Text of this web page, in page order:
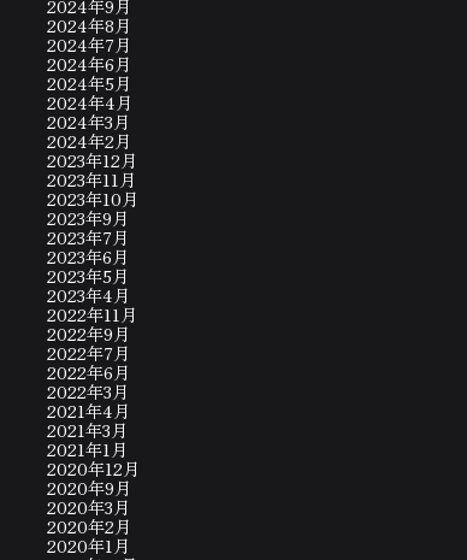
2024年9月
2024年8月
2024年7月
2024年6月
2024年5月
2024年4月
2024年3月
2024年2月
2023年12月
2023年11月
2023年10月
2023年9月
2023年7月
2023年6月
2023年5月
2023年4月
2022年11月
2022年9月
2022年7月
2022年6月
2022年3月
2021年4月
2021年3月
2021年1月
2020年12月
2020年9月
2020年3月
2020年2月
2020年1月